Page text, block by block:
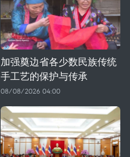
加强奠边省各少数民族传统
手工艺的保护与传承
08/08/2026 04:00